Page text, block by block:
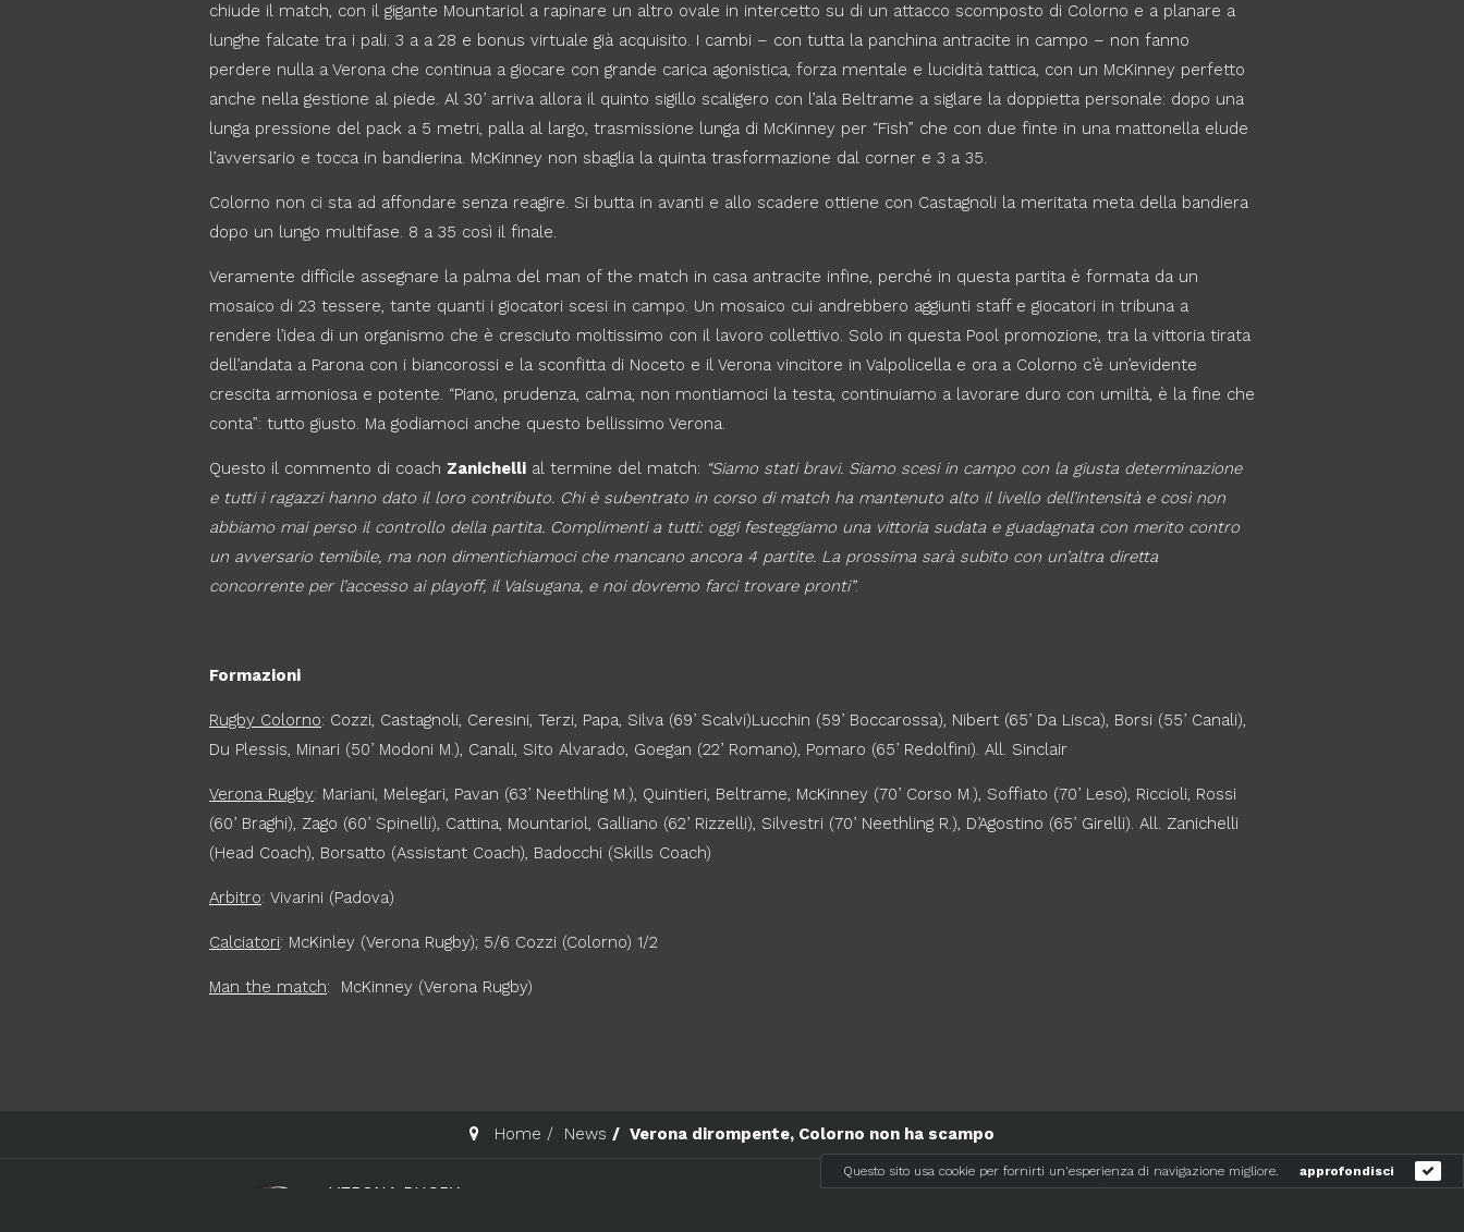
Questo sito usa cookie per fornirti un'esperienza di navigazione migliore. approfondisci
chiude il match, con il gigante Mountariol a rapinare un altro ovale in intercetto su di un attacco scomposto di Colorno e a planare a
lunghe falcate tra i pali. 3 a a 28 e bonus virtuale già acquisito. I cambi – con tutta la panchina antracite in campo – non fanno
perdere nulla a Verona che continua a giocare con grande carica agonistica, forza mentale e lucidità tattica, con un McKinney perfetto
anche nella gestione al piede. Al 30’ arriva allora il quinto sigillo scaligero con l’ala Beltrame a siglare la doppietta personale: dopo una
lunga pressione del pack a 5 metri, palla al largo, trasmissione lunga di McKinney per “Fish” che con due finte in una mattonella elude
l’avversario e tocca in bandierina. McKinney non sbaglia la quinta trasformazione dal corner e 3 a 35.
Colorno non ci sta ad affondare senza reagire. Si butta in avanti e allo scadere ottiene con Castagnoli la meritata meta della bandiera
dopo un lungo multifase. 8 a 35 così il finale.
Veramente difficile assegnare la palma del man of the match in casa antracite infine, perché in questa partita è formata da un
mosaico di 23 tessere, tante quanti i giocatori scesi in campo. Un mosaico cui andrebbero aggiunti staff e giocatori in tribuna a
rendere l’idea di un organismo che è cresciuto moltissimo con il lavoro collettivo. Solo in questa Pool promozione, tra la vittoria tirata
dell’andata a Parona con i biancorossi e la sconfitta di Noceto e il Verona vincitore in Valpolicella e ora a Colorno c’è un’evidente
crescita armoniosa e potente. “Piano, prudenza, calma, non montiamoci la testa, continuiamo a lavorare duro con umiltà, è la fine che
conta”: tutto giusto. Ma godiamoci anche questo bellissimo Verona.
Questo il commento di coach Zanichelli al termine del match: “Siamo stati bravi. Siamo scesi in campo con la giusta determinazione
e tutti i ragazzi hanno dato il loro contributo. Chi è subentrato in corso di match ha mantenuto alto il livello dell’intensità e così non
abbiamo mai perso il controllo della partita. Complimenti a tutti: oggi festeggiamo una vittoria sudata e guadagnata con merito contro
un avversario temibile, ma non dimentichiamoci che mancano ancora 4 partite. La prossima sarà subito con un’altra diretta
concorrente per l’accesso ai playoff, il Valsugana, e noi dovremo farci trovare pronti”.
Formazioni
Rugby Colorno: Cozzi, Castagnoli, Ceresini, Terzi, Papa, Silva (69’ Scalvi)Lucchin (59’ Boccarossa), Nibert (65’ Da Lisca), Borsi (55’ Canali),
Du Plessis, Minari (50’ Modoni M.), Canali, Sito Alvarado, Goegan (22’ Romano), Pomaro (65’ Redolfini). All. Sinclair
Verona Rugby: Mariani, Melegari, Pavan (63’ Neethling M.), Quintieri, Beltrame, McKinney (70’ Corso M.), Soffiato (70’ Leso), Riccioli, Rossi
(60’ Braghi), Zago (60’ Spinelli), Cattina, Mountariol, Galliano (62’ Rizzelli), Silvestri (70’ Neethling R.), D’Agostino (65’ Girelli). All. Zanichelli
(Head Coach), Borsatto (Assistant Coach), Badocchi (Skills Coach)
Arbitro: Vivarini (Padova)
Calciatori: McKinley (Verona Rugby); 5/6 Cozzi (Colorno) 1/2
Man the match: McKinney (Verona Rugby)
Home News Verona dirompente, Colorno non ha scampo
VERONA RUGBY
Web Partner: AP Consulting s.r.l.